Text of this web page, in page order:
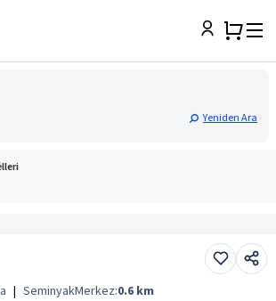
Yeniden Ara
| SeminyakMerkez:0.6 km